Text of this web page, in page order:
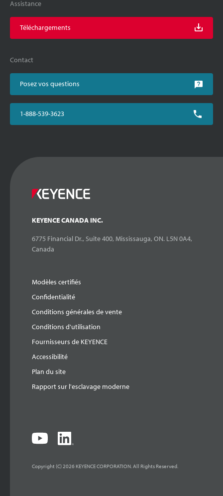
Assistance
Téléchargements
Contact
Posez vos questions
1-888-539-3623
KEYENCE CANADA INC.
6775 Financial Dr., Suite 400, Mississauga, ON. L5N 0A4,
Canada
Modèles certifiés
Confidentialité
Conditions générales de vente
Conditions d'utilisation
Fournisseurs de KEYENCE
Accessibilité
Plan du site
Rapport sur l'esclavage moderne
Copyright (C) 2026 KEYENCE CORPORATION. All Rights Reserved.